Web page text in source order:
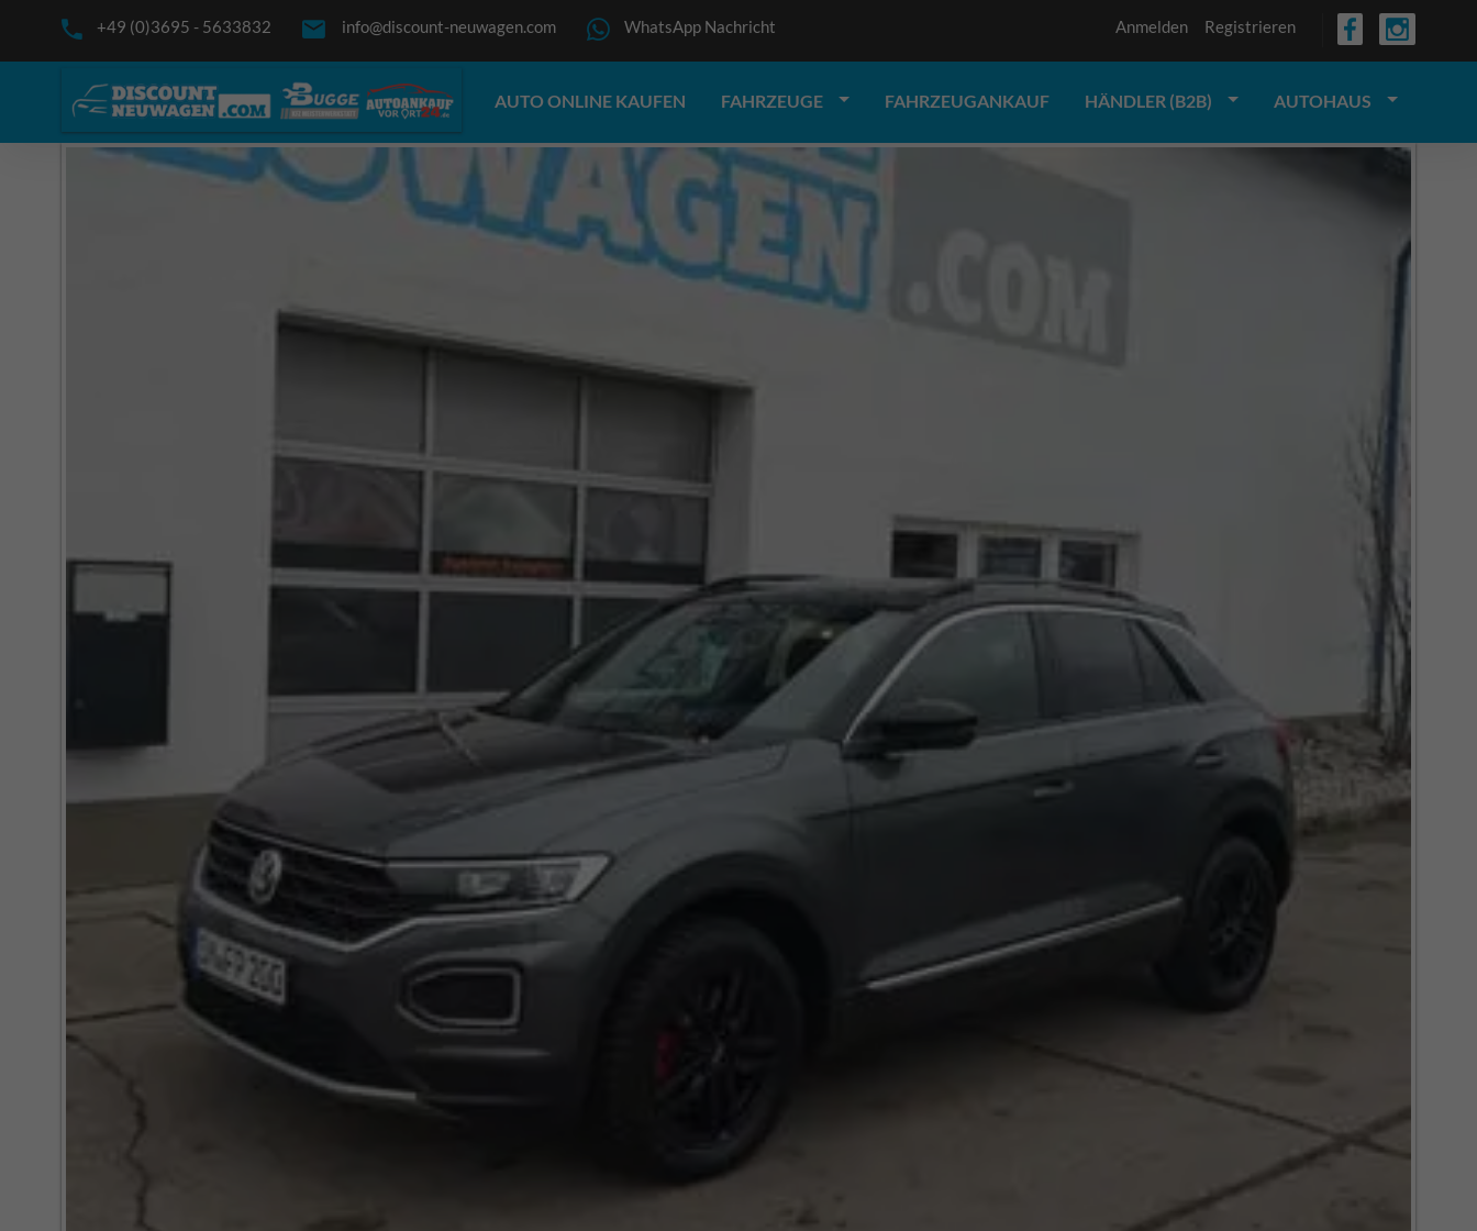
+49 (0)3695 - 5633832 info@discount-neuwagen.com WhatsApp Nachricht Anmelden Registrieren
AUTO ONLINE KAUFEN FAHRZEUGE FAHRZEUGANKAUF HÄNDLER (B2B) AUTOHAUS